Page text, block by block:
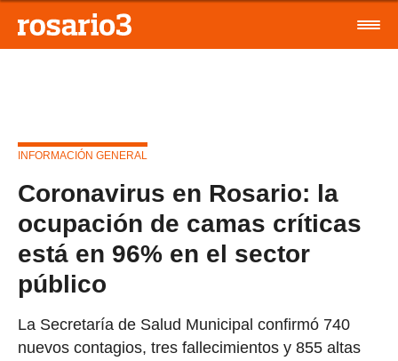
INFORMACIÓN GENERAL
Coronavirus en Rosario: la
ocupación de camas críticas
está en 96% en el sector
público
La Secretaría de Salud Municipal confirmó 740
nuevos contagios, tres fallecimientos y 855 altas